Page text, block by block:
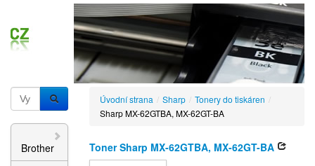
Brother
Úvodní strana / Sharp / Tonery do tiskáren /
Sharp MX-62GTBA, MX-62GT-BA
Toner Sharp MX-62GTBA, MX-62GT-BA